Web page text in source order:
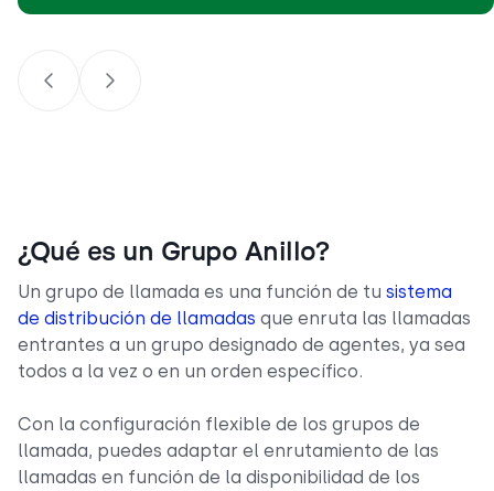
¿Qué es un Grupo Anillo?
Un grupo de llamada es una función de tu sistema
de distribución de llamadas que enruta las llamadas
entrantes a un grupo designado de agentes, ya sea
todos a la vez o en un orden específico.
Con la configuración flexible de los grupos de
llamada, puedes adaptar el enrutamiento de las
llamadas en función de la disponibilidad de los